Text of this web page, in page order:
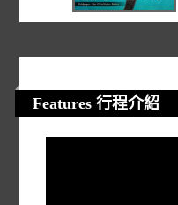
Features 行程介紹